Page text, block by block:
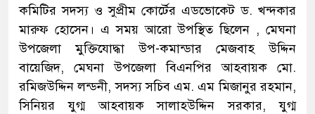
কমিটির সদস্য ও সুপ্রীম কোর্টের এডভোকেট ড. খন্দকার
মারুফ হোসেন। এ সময় আরো উপস্থিত ছিলেন , মেঘনা
উপজেলা মুক্তিযোদ্ধা উপ-কমান্ডার মেজবাহ উদ্দিন
বায়েজিদ, মেঘনা উপজেলা বিএনপির আহবায়ক মো.
রমিজউদ্দিন লন্ডনী, সদস্য সচিব এম. এম মিজানুর রহমান,
সিনিয়র যুগ্ম আহবায়ক সালাহউদ্দিন সরকার, যুগ্ম